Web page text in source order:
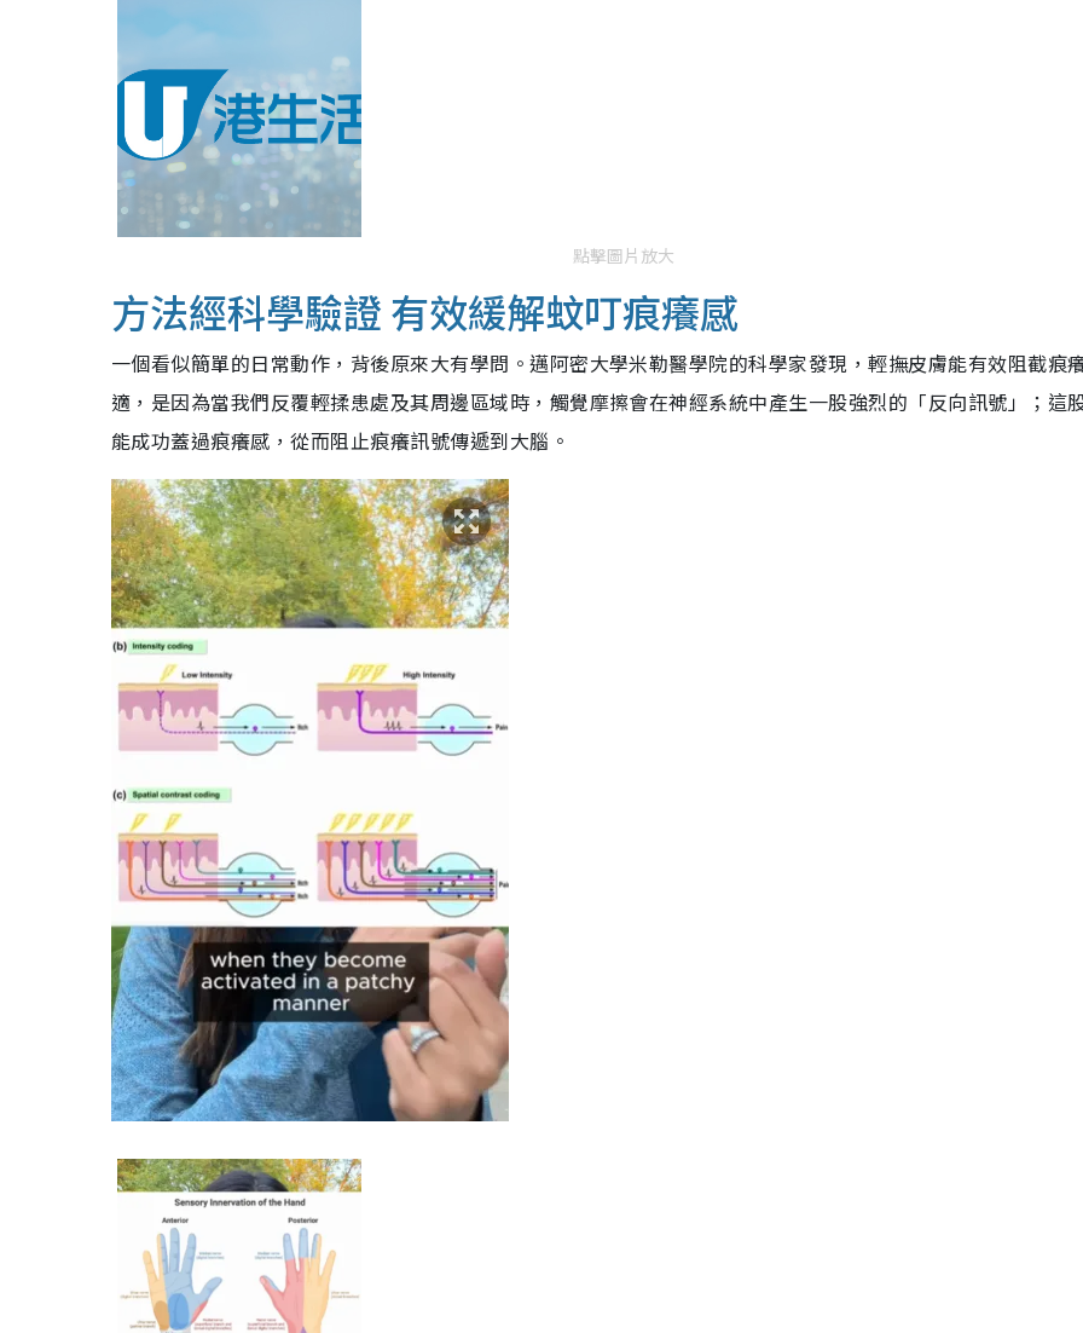
點擊圖片放大
方法經科學驗證 有效緩解蚊叮痕癢感
一個看似簡單的日常動作，背後原來大有學問。邁阿密大學米勒醫學院的科學家發現，輕撫皮膚能有效阻截痕
適，是因為當我們反覆輕揉患處及其周邊區域時，觸覺摩擦會在神經系統中產生一股強烈的「反向訊號」；這
能成功蓋過痕癢感，從而阻止痕癢訊號傳遞到大腦。